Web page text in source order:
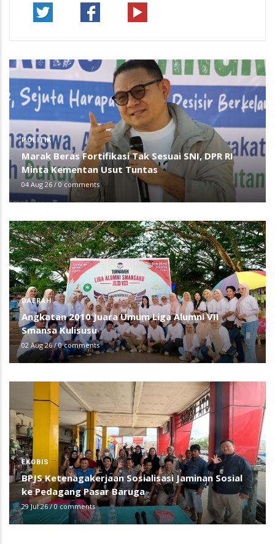
POLITIK
Marak Beras Fortifikasi Tak Sesuai SNI, DPR RI
Minta Kementan Usut Tuntas
04 Aug 26 / 0 comments
DAERAH
Angkatan 2010 Juara Umum Liga Alumni VII
Smansa Kulisusu
02 Aug 26/0 comments
EKOBIS
BPJS Ketenagakerjaan Sosialisasi Jaminan Sosial
ke Pedagang Pasar Baruga
29 Jul 26/0 comments